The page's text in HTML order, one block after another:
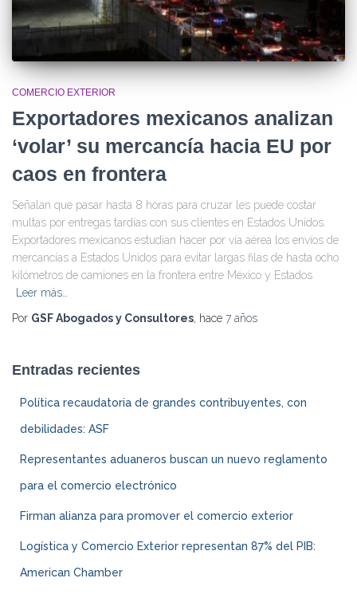
COMERCIO EXTERIOR
Exportadores mexicanos analizan
‘volar’ su mercancía hacia EU por
caos en frontera
Señalan que pasar hasta 8 horas para cruzar les puede costar
multas por entregas tardías con sus clientes en Estados Unidos.
Exportadores mexicanos estudian hacer por vía aérea los envíos de
mercancías a Estados Unidos para evitar largas filas de hasta ocho
kilómetros de camiones en la frontera entre México y Estados
Leer más…
Por GSF Abogados y Consultores, hace 7 años
Entradas recientes
Política recaudatoria de grandes contribuyentes, con
debilidades: ASF
Representantes aduaneros buscan un nuevo reglamento
para el comercio electrónico
Firman alianza para promover el comercio exterior
Logística y Comercio Exterior representan 87% del PIB:
American Chamber